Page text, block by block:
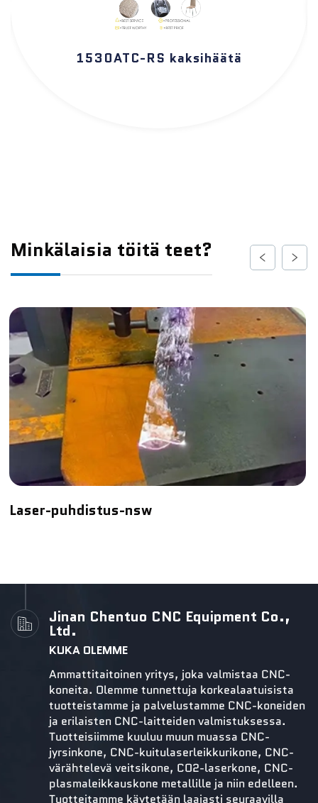
1530ATC-RS kaksihäätä
Minkälaisia töitä teet?
Laser-puhdistus-nsw
Jinan Chentuo CNC Equipment Co.,
Ltd.
KUKA OLEMME
Ammattitaitoinen yritys, joka valmistaa CNC-
koneita. Olemme tunnettuja korkealaatuisista
tuotteistamme ja palvelustamme CNC-koneiden
ja erilaisten CNC-laitteiden valmistuksessa.
Tuotteisiimme kuuluu muun muassa CNC-
jyrsinkone, CNC-kuitulaserleikkurikone, CNC-
värähtelevä veitsikone, CO2-laserkone, CNC-
plasmaleikkauskone metallille ja niin edelleen.
Tuotteitamme käytetään laajasti seuraavilla